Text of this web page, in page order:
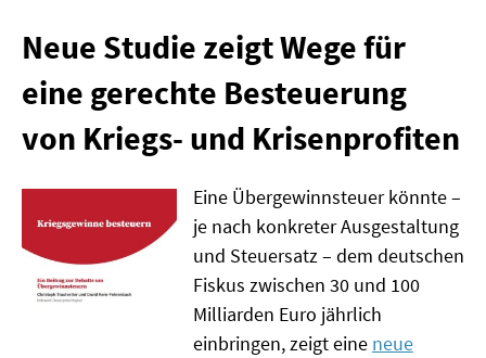
MATERIALIEN
MATERIALIEN ZU DEN MEMORANDEN
MATERIALIEN ZUR SOMMERSCHULE
MEMO-FORUM
SOMMERSCHULE
SOMMERSCHULE 2025
SOMMERSCHULE 2024
Neue Studie zeigt Wege für
eine gerechte Besteuerung
von Kriegs- und Krisenprofiten
Eine Übergewinnsteuer könnte –
je nach konkreter Ausgestaltung
und Steuersatz – dem deutschen
Fiskus zwischen 30 und 100
Milliarden Euro jährlich
einbringen, zeigt eine neue